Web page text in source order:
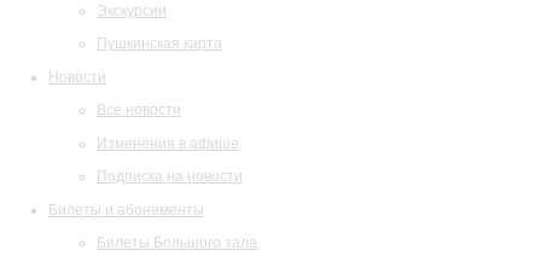
Экскурсии
Пушкинская карта
Новости
Все новости
Изменения в афише
Подписка на новости
Билеты и абонементы
Билеты Большого зала